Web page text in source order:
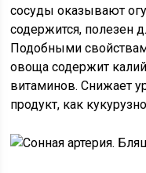
сосуды оказывают
содержится, полезен
Подобными
овоща содержит
витаминов. Снижает
продукт, как